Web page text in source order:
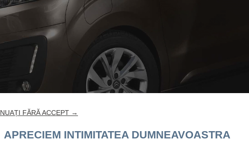
FĂRĂ ACCEPT →
APRECIEM INTIMITATEA DUMNEAVOASTRA